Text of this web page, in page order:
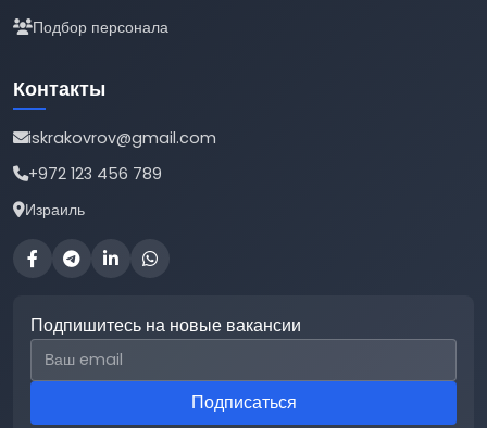
Подбор персонала
Контакты
iskrakovrov@gmail.com
+972 123 456 789
Израиль
Подпишитесь на новые вакансии
Email для подписки
Подписаться